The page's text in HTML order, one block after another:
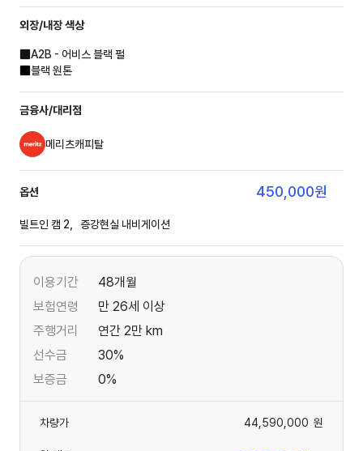
외장/내장색상
A2B - 어비스 블랙 펄
블랙 원톤
금융사/대리점
메리츠캐피탈
옵션 450,000원
빌트인 캠 2，증강현실 내비게이션
이용기간
48개월
보험연령
만 26세 이상
주행거리
연간 2만 km
선수금
30%
보증금
0%
차량가 44,590,000 원